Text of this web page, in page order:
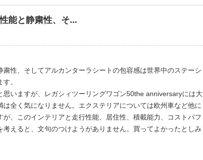
能と静粛性、そ...
性、そしてアルカンターラシートの包容感は世界中のステーシ
。
いますが、レガシィツーリングワゴン50the anniversaryには大
全く気になりません。エクステリアについては欧州車など他に
、このインテリアと走行性能、居住性、積載能力、コストパフ
考えると、文句のつけようがありません。買ってよかったとしみ